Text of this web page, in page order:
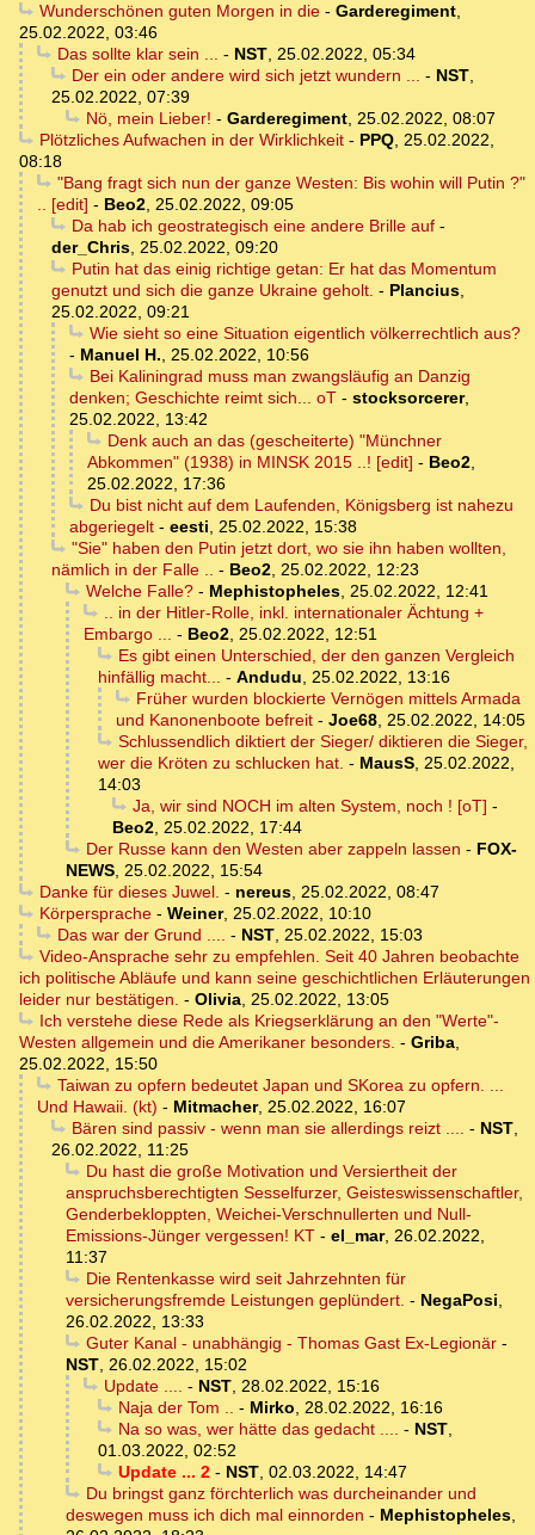
Wunderschönen guten Morgen in die- Garderegiment,
25.02.2022, 03:46
Das sollte klar sein ... - NST, 25.02.2022, 05:34
Der ein oder andere wird sich jetzt wundern ... - NST,
25.02.2022, 07:39
Nö, mein Lieber! - Garderegiment, 25.02.2022, 08:07
Plötzliches Aufwachen in der Wirklichkeit- PPQ, 25.02.2022,
08:18
"Bang fragt sich nun der ganze Westen: Bis wohin will Putin ?"
.. [edit] - Beo2, 25.02.2022, 09:05
Da hab ich geostrategisch eine andere Brille auf-
der_Chris, 25.02.2022, 09:20
Putin hat das einig richtige getan: Er hat das Momentum
genutzt und sich die ganze Ukraine geholt. - Plancius,
25.02.2022, 09:21
Wie sieht so eine Situation eigentlich völkerrechtlich aus?
- Manuel H., 25.02.2022, 10:56
Bei Kaliningrad muss man zwangsläufig an Danzig
denken; Geschichte reimt sich... oT - stocksorcerer,
25.02.2022, 13:42
Denk auch an das (gescheiterte) "Münchner
Abkommen" (1938) in MINSK 2015 ..! [edit] - Beo2,
25.02.2022, 17:36
Du bist nicht auf dem Laufenden, Königsberg ist nahezu
abgeriegelt - eesti, 25.02.2022, 15:38
"Sie" haben den Putin jetzt dort, wo sie ihn haben wollten,
nämlich in der Falle .. - Beo2, 25.02.2022, 12:23
Welche Falle?- Mephistopheles, 25.02.2022, 12:41
.. in der Hitler-Rolle, inkl. internationaler Ächtung +
Embargo ... - Beo2, 25.02.2022, 12:51
Es gibt einen Unterschied, der den ganzen Vergleich
hinfällig macht... - Andudu, 25.02.2022, 13:16
Früher wurden blockierte Vernögen mittels Armada
und Kanonenboote befreit - Joe68, 25.02.2022, 14:05
Schlussendlich diktiert der Sieger/ diktieren die Sieger,
wer die Kröten zu schlucken hat. - MausS, 25.02.2022,
14:03
Ja, wir sind NOCH im alten System, noch ! [oT] -
Beo2, 25.02.2022, 17:44
Der Russe kann den Westen aber zappeln lassen - FOX-
NEWS, 25.02.2022, 15:54
Danke für dieses Juwel. - nereus, 25.02.2022, 08:47
Körpersprache- Weiner, 25.02.2022, 10:10
Das war der Grund .... - NST, 25.02.2022, 15:03
Video-Ansprache sehr zu empfehlen. Seit 40 Jahren beobachte
ich politische Abläufe und kann seine geschichtlichen Erläuterungen
leider nur bestätigen. - Olivia, 25.02.2022, 13:05
Ich verstehe diese Rede als Kriegserklärung an den "Werte"-
Westen allgemein und die Amerikaner besonders. - Griba,
25.02.2022, 15:50
Taiwan zu opfern bedeutet Japan und SKorea zu opfern. ...
Und Hawaii. (kt) - Mitmacher, 25.02.2022, 16:07
Bären sind passiv - wenn man sie allerdings reizt .... - NST,
26.02.2022, 11:25
Du hast die große Motivation und Versiertheit der
anspruchsberechtigten Sesselfurzer, Geisteswissenschaftler,
Genderbekloppten, Weichei-Verschnullerten und Null-
Emissions-Jünger vergessen! KT - el_mar, 26.02.2022,
11:37
Die Rentenkasse wird seit Jahrzehnten für
versicherungsfremde Leistungen geplündert. - NegaPosi,
26.02.2022, 13:33
Guter Kanal - unabhängig - Thomas Gast Ex-Legionär-
NST, 26.02.2022, 15:02
Update .... - NST, 28.02.2022, 15:16
Naja der Tom .. - Mirko, 28.02.2022, 16:16
Na so was, wer hätte das gedacht .... - NST,
01.03.2022, 02:52
Update ... 2- NST, 02.03.2022, 14:47
Du bringst ganz förchterlich was durcheinander und
deswegen muss ich dich mal einnorden - Mephistopheles,